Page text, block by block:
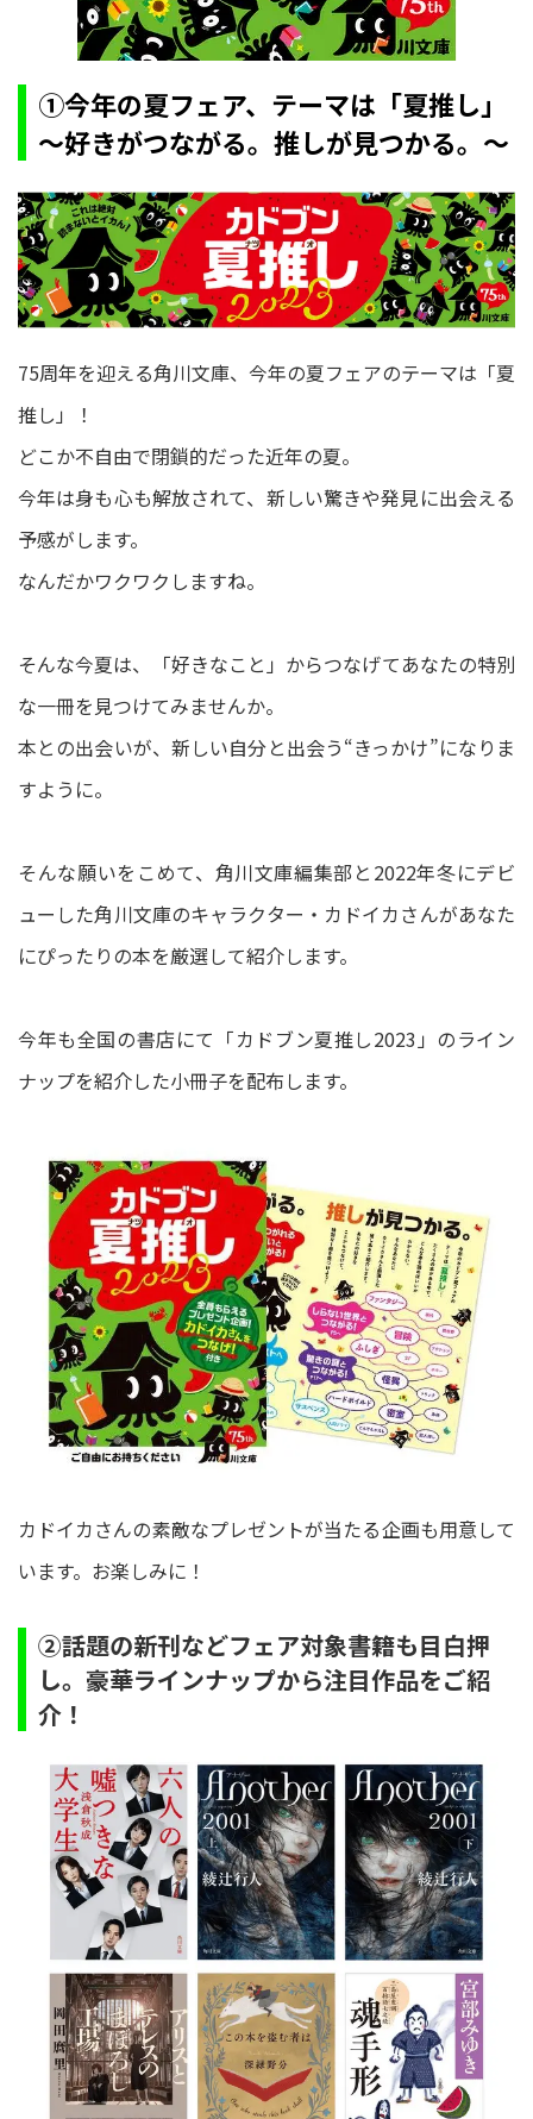
①今年の夏フェア、テーマは「夏推し」
～好きがつながる。推しが見つかる。～
75周年を迎える角川文庫、今年の夏フェアのテーマは「夏
推し」！
どこか不自由で閉鎖的だった近年の夏。
今年は身も心も解放されて、新しい驚きや発見に出会える
予感がします。
なんだかワクワクしますね。
そんな今夏は、「好きなこと」からつなげてあなたの特別
な一冊を見つけてみませんか。
本との出会いが、新しい自分と出会う“きっかけ”になりま
すように。
そんな願いをこめて、角川文庫編集部と2022年冬にデビ
ューした角川文庫のキャラクター・カドイカさんがあなた
にぴったりの本を厳選して紹介します。
今年も全国の書店にて「カドブン夏推し2023」のライン
ナップを紹介した小冊子を配布します。
カドイカさんの素敵なプレゼントが当たる企画も用意して
います。お楽しみに！
②話題の新刊などフェア対象書籍も目白押
し。豪華ラインナップから注目作品をご紹
介！